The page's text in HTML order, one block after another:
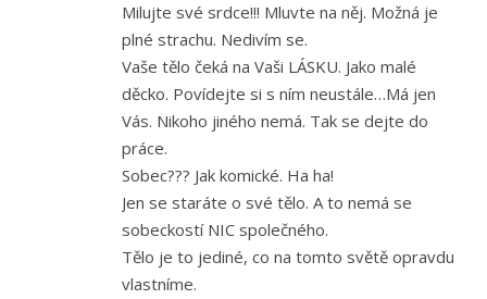
Milujte své srdce!!! Mluvte na něj. Možná je
plné strachu. Nedivím se.
Vaše tělo čeká na Vaši LÁSKU. Jako malé
děcko. Povídejte si s ním neustále…Má jen
Vás. Nikoho jiného nemá. Tak se dejte do
práce.
Sobec??? Jak komické. Ha ha!
Jen se staráte o své tělo. A to nemá se
sobeckostí NIC společného.
Tělo je to jediné, co na tomto světě opravdu
vlastníme.